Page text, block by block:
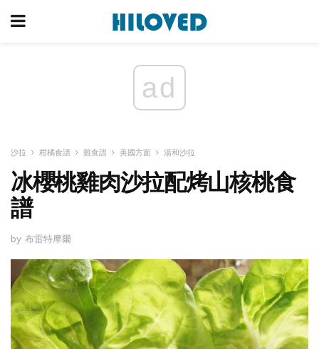
ad
沙拉 柑橘食譜 雞食譜 美國方面 湯和沙拉
冰櫻桃雞肉沙拉配烤山核桃食
譜
by 布雷特摩爾